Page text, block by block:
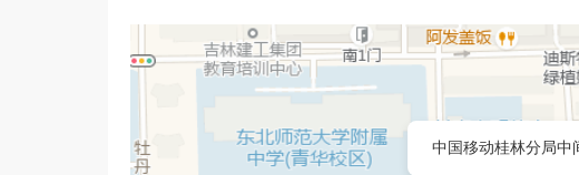
质的通讯设备及服务，携手共创美好未来，助力通讯行业持续
中国移动桂林分局中